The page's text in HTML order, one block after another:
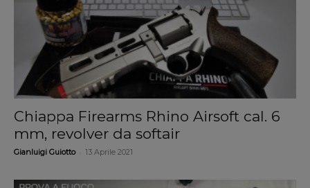
Chiappa Firearms Rhino Airsoft cal. 6
mm, revolver da softair
Gianluigi Guiotto 13 Aprile 2021